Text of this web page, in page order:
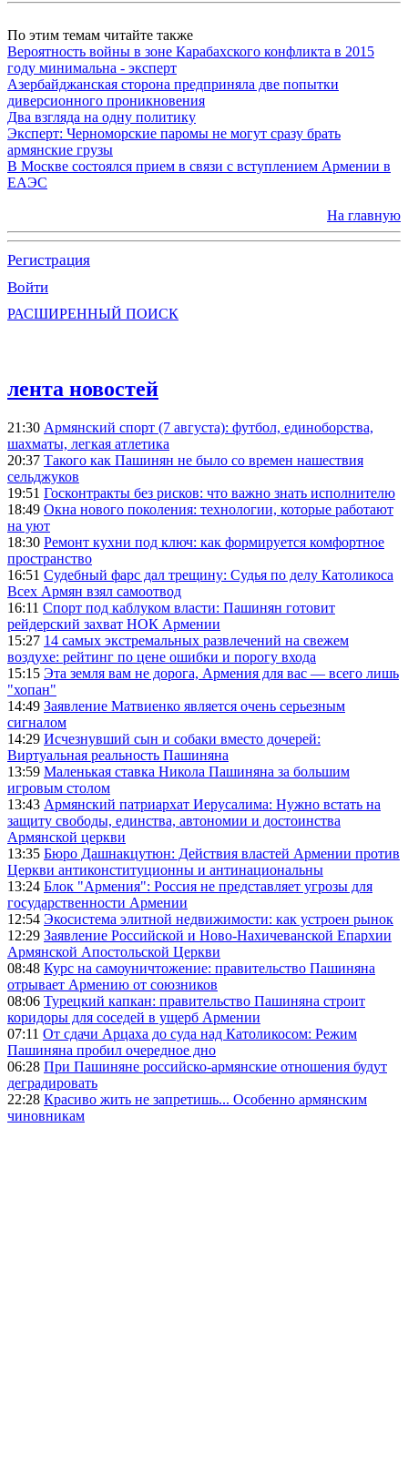
По этим темам читайте также
Вероятность войны в зоне Карабахского конфликта в 2015
году минимальна - эксперт
Азербайджанская сторона предприняла две попытки
диверсионного проникновения
Два взгляда на одну политику
Эксперт: Черноморские паромы не могут сразу брать
армянские грузы
В Москве состоялся прием в связи с вступлением Армении в
ЕАЭС
На главную
Регистрация
Войти
РАСШИРЕННЫЙ ПОИСК
лента новостей
21:30 Армянский спорт (7 августа): футбол, единоборства,
шахматы, легкая атлетика
20:37 Такого как Пашинян не было со времен нашествия
сельджуков
19:51 Госконтракты без рисков: что важно знать исполнителю
18:49 Окна нового поколения: технологии, которые работают
на уют
18:30 Ремонт кухни под ключ: как формируется комфортное
пространство
16:51 Судебный фарс дал трещину: Судья по делу Католикоса
Всех Армян взял самоотвод
16:11 Спорт под каблуком власти: Пашинян готовит
рейдерский захват НОК Армении
15:27 14 самых экстремальных развлечений на свежем
воздухе: рейтинг по цене ошибки и порогу входа
15:15 Эта земля вам не дорога, Армения для вас — всего лишь
"хопан"
14:49 Заявление Матвиенко является очень серьезным
сигналом
14:29 Исчезнувший сын и собаки вместо дочерей:
Виртуальная реальность Пашиняна
13:59 Маленькая ставка Никола Пашиняна за большим
игровым столом
13:43 Армянский патриархат Иерусалима: Нужно встать на
защиту свободы, единства, автономии и достоинства
Армянской церкви
13:35 Бюро Дашнакцутюн: Действия властей Армении против
Церкви антиконституционны и антинациональны
13:24 Блок "Армения": Россия не представляет угрозы для
государственности Армении
12:54 Экосистема элитной недвижимости: как устроен рынок
12:29 Заявление Российской и Ново-Нахичеванской Епархии
Армянской Апостольской Церкви
08:48 Курс на самоуничтожение: правительство Пашиняна
отрывает Армению от союзников
08:06 Турецкий капкан: правительство Пашиняна строит
коридоры для соседей в ущерб Армении
07:11 От сдачи Арцаха до суда над Католикосом: Режим
Пашиняна пробил очередное дно
06:28 При Пашиняне российско-армянские отношения будут
деградировать
22:28 Красиво жить не запретишь... Особенно армянским
чиновникам